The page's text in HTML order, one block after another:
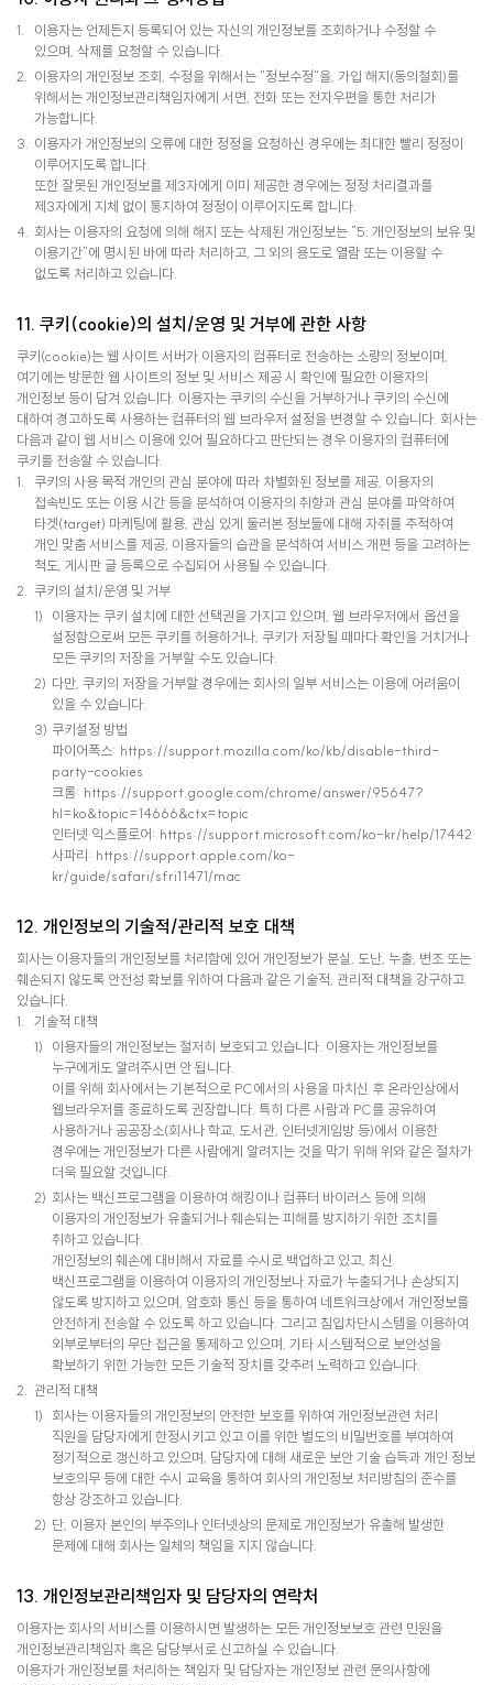
이용자는 언제든지 등록되어 있는 자신의 개인정보를 조회하거나 수정할 수
있으며, 삭제를 요청할 수 있습니다.
이용자의 개인정보 조회, 수정을 위해서는 "정보수정"을, 가입 해지(동의철회)를
위해서는 개인정보관리책임자에게 서면, 전화 또는 전자우편을 통한 처리가
가능합니다.
이용자가 개인정보의 오류에 대한 정정을 요청하신 경우에는 최대한 빨리 정정이
이루어지도록 합니다.
또한 잘못된 개인정보를 제3자에게 이미 제공한 경우에는 정정 처리결과를
제3자에게 지체 없이 통지하여 정정이 이루어지도록 합니다.
회사는 이용자의 요청에 의해 해지 또는 삭제된 개인정보는 "5. 개인정보의 보유 및
이용기간"에 명시된 바에 따라 처리하고, 그 외의 용도로 열람 또는 이용할 수
없도록 처리하고 있습니다.
11. 쿠키(cookie)의 설치/운영 및 거부에 관한 사항
쿠키(cookie)는 웹 사이트 서버가 이용자의 컴퓨터로 전송하는 소량의 정보이며,
여기에는 방문한 웹 사이트의 정보 및 서비스 제공 시 확인에 필요한 이용자의
개인정보 등이 담겨 있습니다. 이용자는 쿠키의 수신을 거부하거나 쿠키의 수신에
대하여 경고하도록 사용하는 컴퓨터의 웹 브라우저 설정을 변경할 수 있습니다. 회사는
다음과 같이 웹 서비스 이용에 있어 필요하다고 판단되는 경우 이용자의 컴퓨터에
쿠키를 전송할 수 있습니다.
쿠키의 사용 목적 개인의 관심 분야에 따라 차별화된 정보를 제공, 이용자의
접속빈도 또는 이용 시간 등을 분석하여 이용자의 취향과 관심 분야를 파악하여
타겟(target) 마케팅에 활용, 관심 있게 둘러본 정보들에 대해 자취를 추적하여
개인 맞춤 서비스를 제공, 이용자들의 습관을 분석하여 서비스 개편 등을 고려하는
척도, 게시판 글 등록으로 수집되어 사용될 수 있습니다.
쿠키의 설치/운영 및 거부
이용자는 쿠키 설치에 대한 선택권을 가지고 있으며, 웹 브라우저에서 옵션을
설정함으로써 모든 쿠키를 허용하거나, 쿠키가 저장될 때마다 확인을 거치거나
모든 쿠키의 저장을 거부할 수도 있습니다.
다만, 쿠키의 저장을 거부할 경우에는 회사의 일부 서비스는 이용에 어려움이
있을 수 있습니다.
쿠키설정 방법
파이어폭스: https://support.mozilla.com/ko/kb/disable-third-
party-cookies
크롬: https://support.google.com/chrome/answer/95647?
hl=ko&topic=14666&ctx=topic
인터넷 익스플로어: https://support.microsoft.com/ko-kr/help/17442
사파리: https://support.apple.com/ko-
kr/guide/safari/sfri11471/mac
12. 개인정보의 기술적/관리적 보호 대책
회사는 이용자들의 개인정보를 처리함에 있어 개인정보가 분실, 도난, 누출, 변조 또는
훼손되지 않도록 안전성 확보를 위하여 다음과 같은 기술적, 관리적 대책을 강구하고
있습니다.
기술적 대책
이용자들의 개인정보는 철저히 보호되고 있습니다. 이용자는 개인정보를
누구에게도 알려주시면 안 됩니다.
이를 위해 회사에서는 기본적으로 PC에서의 사용을 마치신 후 온라인상에서
웹브라우저를 종료하도록 권장합니다. 특히 다른 사람과 PC를 공유하여
사용하거나 공공장소(회사나 학교, 도서관, 인터넷게임방 등)에서 이용한
경우에는 개인정보가 다른 사람에게 알려지는 것을 막기 위해 위와 같은 절차가
더욱 필요할 것입니다.
회사는 백신프로그램을 이용하여 해킹이나 컴퓨터 바이러스 등에 의해
이용자의 개인정보가 유출되거나 훼손되는 피해를 방지하기 위한 조치를
취하고 있습니다.
개인정보의 훼손에 대비해서 자료를 수시로 백업하고 있고, 최신
백신프로그램을 이용하여 이용자의 개인정보나 자료가 누출되거나 손상되지
않도록 방지하고 있으며, 암호화 통신 등을 통하여 네트워크상에서 개인정보를
안전하게 전송할 수 있도록 하고 있습니다. 그리고 침입차단시스템을 이용하여
외부로부터의 무단 접근을 통제하고 있으며, 기타 시스템적으로 보안성을
확보하기 위한 가능한 모든 기술적 장치를 갖추려 노력하고 있습니다.
관리적 대책
회사는 이용자들의 개인정보의 안전한 보호를 위하여 개인정보관련 처리
직원을 담당자에게 한정시키고 있고 이를 위한 별도의 비밀번호를 부여하여
정기적으로 갱신하고 있으며, 담당자에 대해 새로운 보안 기술 습득과 개인 정보
보호의무 등에 대한 수시 교육을 통하여 회사의 개인정보 처리방침의 준수를
항상 강조하고 있습니다.
단, 이용자 본인의 부주의나 인터넷상의 문제로 개인정보가 유출해 발생한
문제에 대해 회사는 일체의 책임을 지지 않습니다.
13. 개인정보관리책임자 및 담당자의 연락처
이용자는 회사의 서비스를 이용하시면 발생하는 모든 개인정보보호 관련 민원을
개인정보관리책임자 혹은 담당부서로 신고하실 수 있습니다.
이용자가 개인정보를 처리하는 책임자 및 담당자는 개인정보 관련 문의사항에